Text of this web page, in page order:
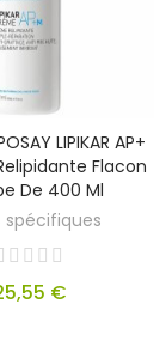
LIPIKAR AP+
Flacon
De 400 Ml
spécifiques
€